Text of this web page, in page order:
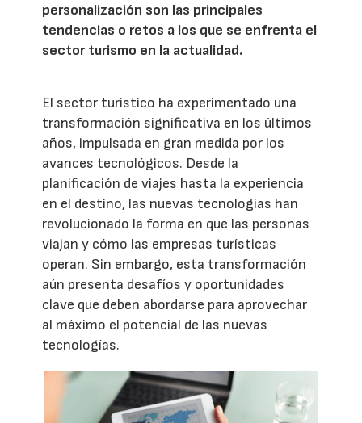
personalización son las principales
tendencias o retos a los que se enfrenta el
sector turismo en la actualidad.
El sector turístico ha experimentado una
transformación significativa en los últimos
años, impulsada en gran medida por los
avances tecnológicos. Desde la
planificación de viajes hasta la experiencia
en el destino, las nuevas tecnologías han
revolucionado la forma en que las personas
viajan y cómo las empresas turísticas
operan. Sin embargo, esta transformación
aún presenta desafíos y oportunidades
clave que deben abordarse para aprovechar
al máximo el potencial de las nuevas
tecnologías.